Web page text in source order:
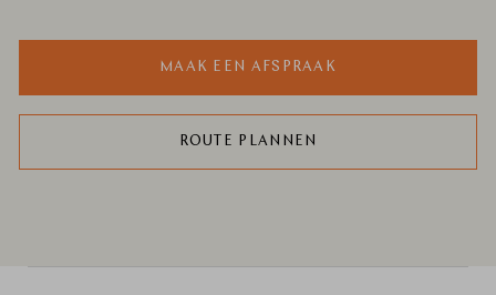
MAAK EEN AFSPRAAK
ROUTE PLANNEN